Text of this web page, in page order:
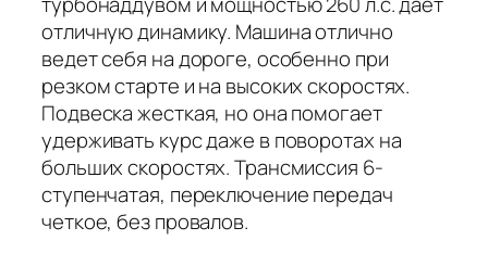
отличную динамику. Машина отлично
ведет себя на дороге, особенно при
резком старте и на высоких скоростях.
Подвеска жесткая, но она помогает
удерживать курс даже в поворотах на
больших скоростях. Трансмиссия 6-
ступенчатая, переключение передач
четкое, без провалов.